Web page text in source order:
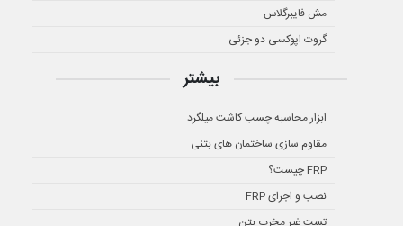
مش فایبرگلاس
گروت اپوکسی دو جزئی
بیشتر
ابزار محاسبه چسب کاشت میلگرد
مقاوم سازی ساختمان های بتنی
FRP چیست؟
نصب و اجرای FRP